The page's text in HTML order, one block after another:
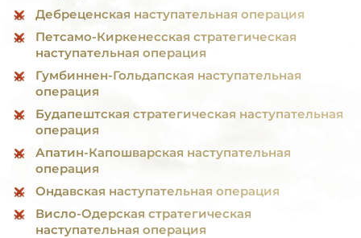
Дебреценская наступательная операция
Петсамо-Киркенесская стратегическая
наступательная операция
Гумбиннен-Гольдапская наступательная
операция
Будапештская стратегическая наступательная
операция
Апатин-Капошварская наступательная
операция
Ондавская наступательная операция
Висло-Одерская стратегическая
наступательная операция